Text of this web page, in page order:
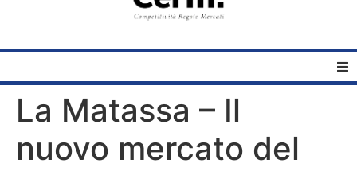
Home
Quelli del Bandolo
La Matassa – Il
nuovo mercato del